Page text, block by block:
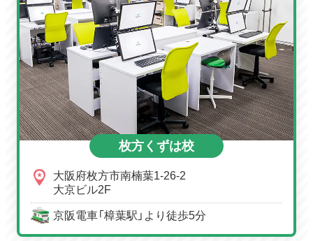
枚方くずは校
大阪府枚方市南楠葉1-26-2
大京ビル2F
京阪電車「樟葉駅」より徒歩5分